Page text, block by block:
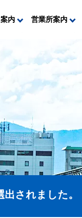
内 営業所案内
されました。